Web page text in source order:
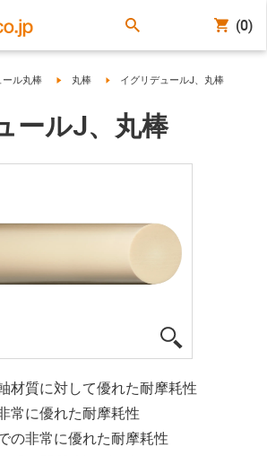
(0)
right
ール丸棒 igus-icon-arrow-right
丸棒 igus-icon-arrow-right
イグリデュールJ、丸棒
ールJ、丸棒
材質に対して優れた耐摩耗性
常に優れた耐摩耗性
の非常に優れた耐摩耗性